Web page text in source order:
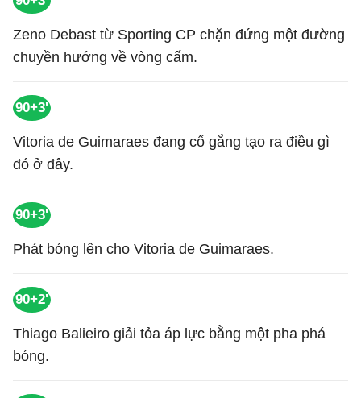
Zeno Debast từ Sporting CP chặn đứng một đường
chuyền hướng về vòng cấm.
90+3'
Vitoria de Guimaraes đang cố gắng tạo ra điều gì
đó ở đây.
90+3'
Phát bóng lên cho Vitoria de Guimaraes.
90+2'
Thiago Balieiro giải tỏa áp lực bằng một pha phá
bóng.